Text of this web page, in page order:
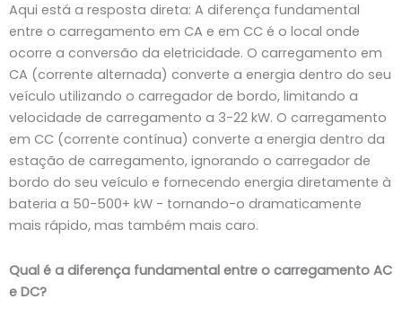
Aqui está a resposta direta: A diferença fundamental
entre o carregamento em CA e em CC é o local onde
ocorre a conversão da eletricidade. O carregamento em
CA (corrente alternada) converte a energia dentro do seu
veículo utilizando o carregador de bordo, limitando a
velocidade de carregamento a 3-22 kW. O carregamento
em CC (corrente contínua) converte a energia dentro da
estação de carregamento, ignorando o carregador de
bordo do seu veículo e fornecendo energia diretamente à
bateria a 50-500+ kW - tornando-o dramaticamente
mais rápido, mas também mais caro.
Qual é a diferença fundamental entre o carregamento AC
e DC?